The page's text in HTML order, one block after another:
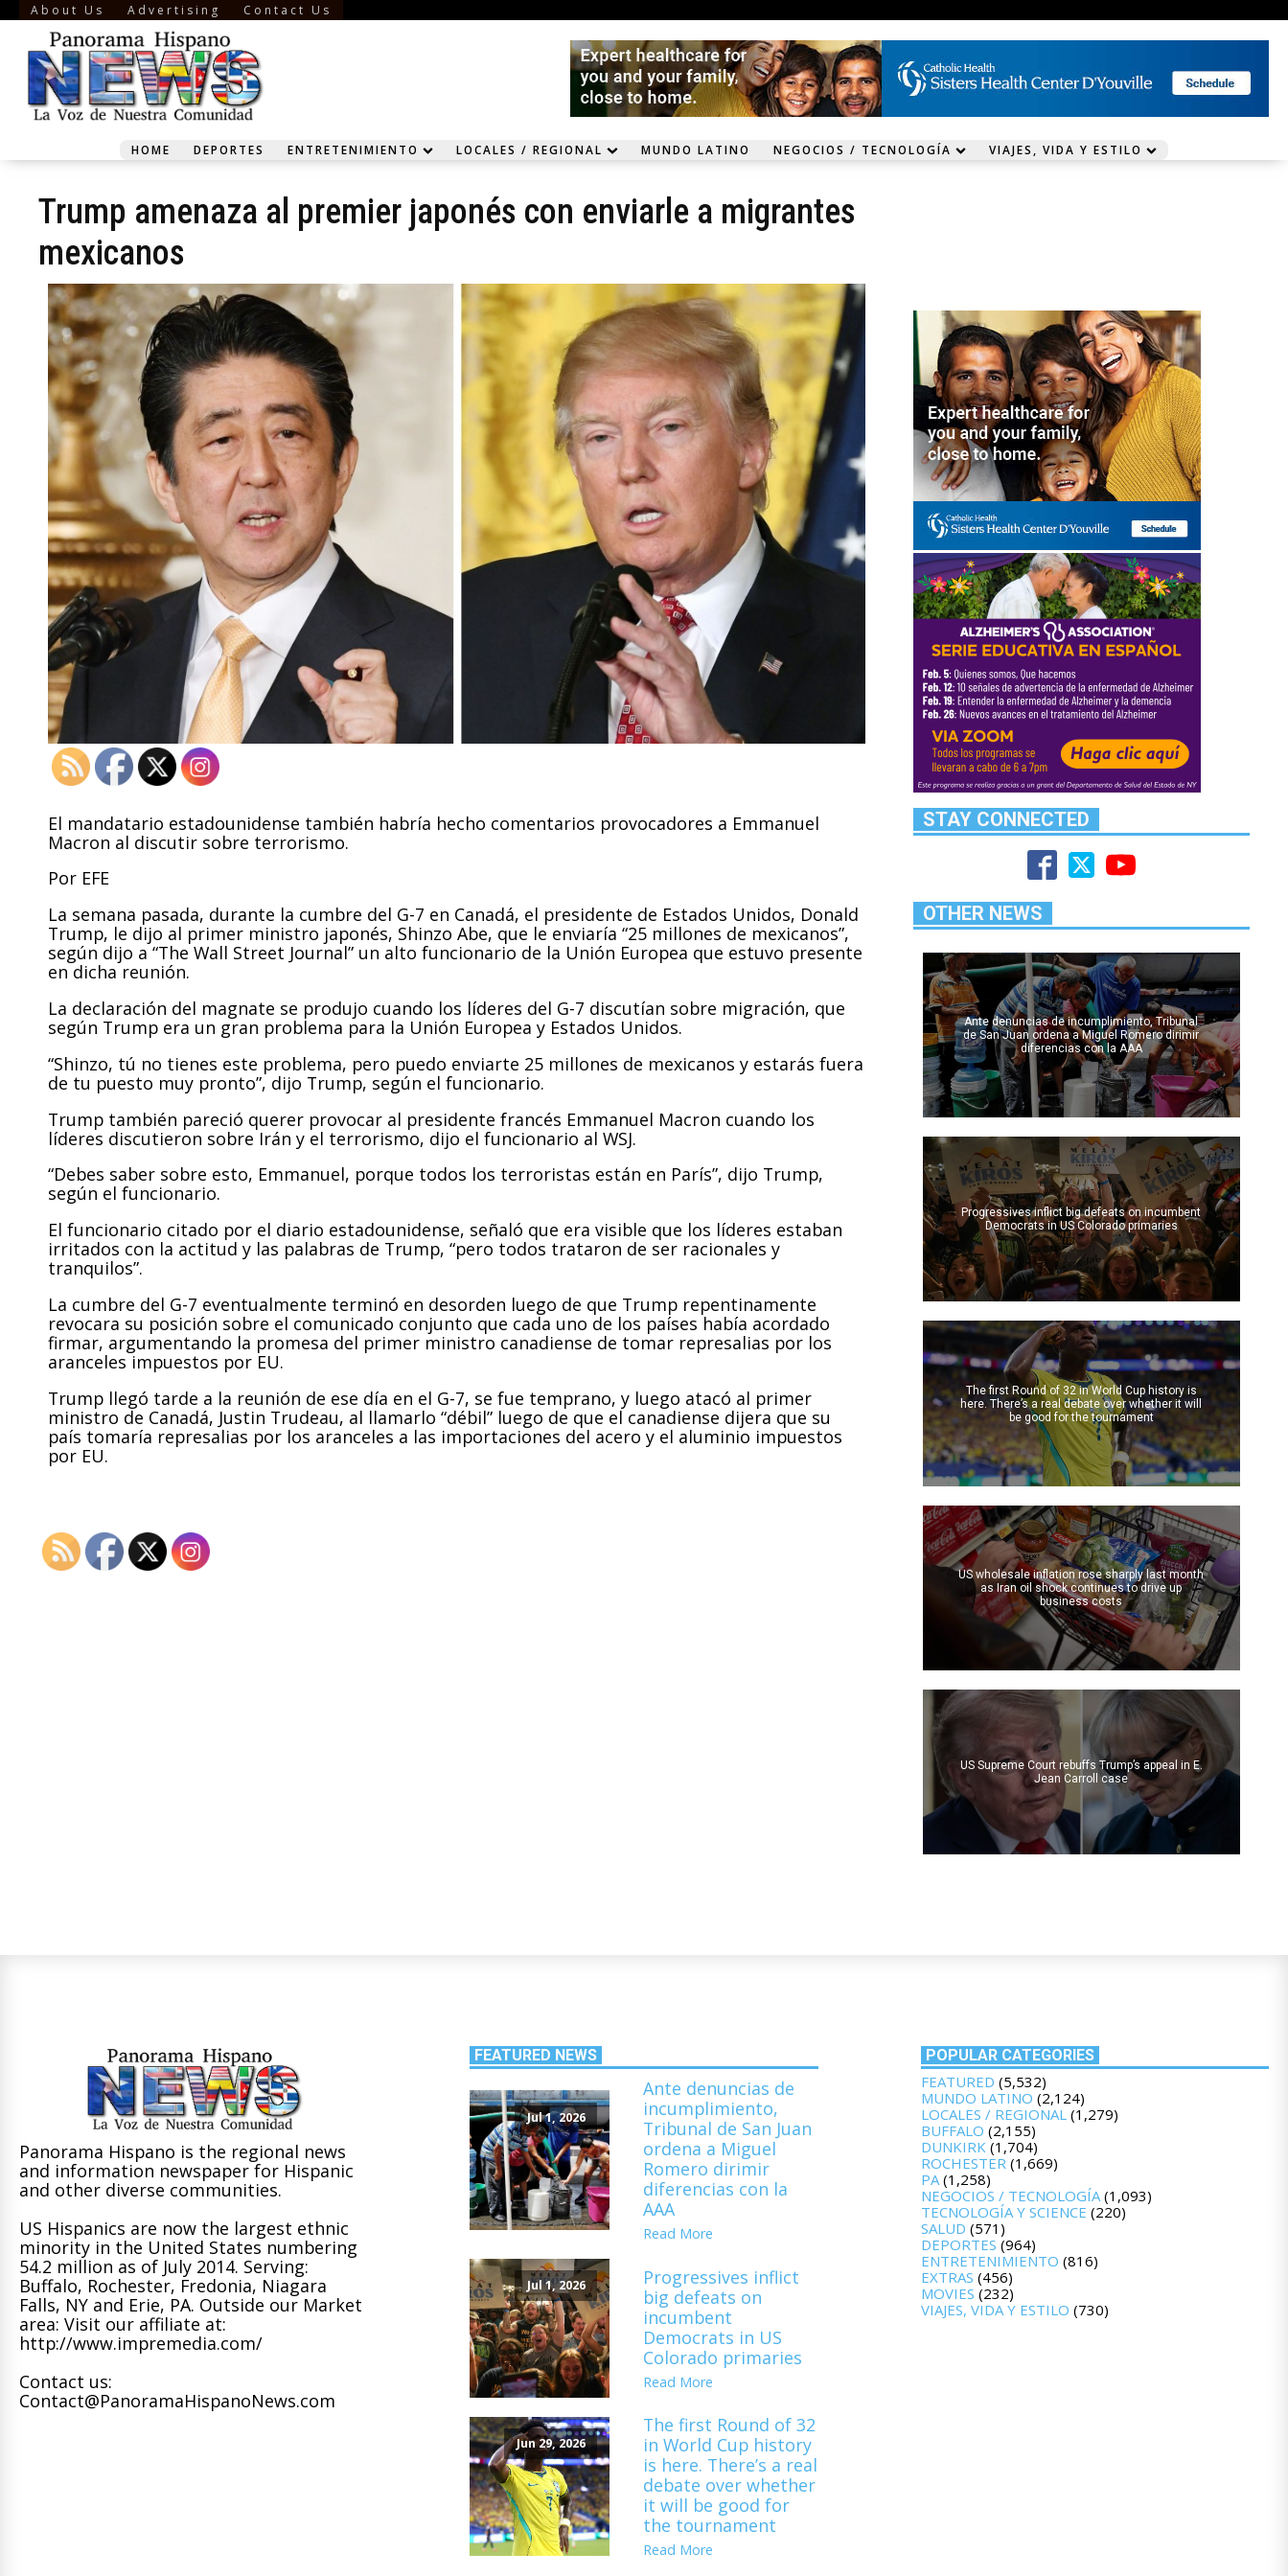
About Us Advertising Contact Us
HOME DEPORTES ENTRETENIMIENTO LOCALES / REGIONAL MUNDO LATINO NEGOCIOS / TECNOLOGÍA VIAJES, VIDA Y ESTILO
Trump amenaza al premier japonés con enviarle a migrantes
mexicanos
El mandatario estadounidense también habría hecho comentarios provocadores a Emmanuel
Macron al discutir sobre terrorismo.
Por EFE
La semana pasada, durante la cumbre del G-7 en Canadá, el presidente de Estados Unidos, Donald
Trump, le dijo al primer ministro japonés, Shinzo Abe, que le enviaría “25 millones de mexicanos”,
según dijo a “The Wall Street Journal” un alto funcionario de la Unión Europea que estuvo presente
en dicha reunión.
La declaración del magnate se produjo cuando los líderes del G-7 discutían sobre migración, que
según Trump era un gran problema para la Unión Europea y Estados Unidos.
“Shinzo, tú no tienes este problema, pero puedo enviarte 25 millones de mexicanos y estarás fuera
de tu puesto muy pronto”, dijo Trump, según el funcionario.
Trump también pareció querer provocar al presidente francés Emmanuel Macron cuando los
líderes discutieron sobre Irán y el terrorismo, dijo el funcionario al WSJ.
“Debes saber sobre esto, Emmanuel, porque todos los terroristas están en París”, dijo Trump,
según el funcionario.
El funcionario citado por el diario estadounidense, señaló que era visible que los líderes estaban
irritados con la actitud y las palabras de Trump, “pero todos trataron de ser racionales y
tranquilos”.
La cumbre del G-7 eventualmente terminó en desorden luego de que Trump repentinamente
revocara su posición sobre el comunicado conjunto que cada uno de los países había acordado
firmar, argumentando la promesa del primer ministro canadiense de tomar represalias por los
aranceles impuestos por EU.
Trump llegó tarde a la reunión de ese día en el G-7, se fue temprano, y luego atacó al primer
ministro de Canadá, Justin Trudeau, al llamarlo “débil” luego de que el canadiense dijera que su
país tomaría represalias por los aranceles a las importaciones del acero y el aluminio impuestos
por EU.
STAY CONNECTED
OTHER NEWS
Ante denuncias de incumplimiento, Tribunal
de San Juan ordena a Miguel Romero dirimir
diferencias con la AAA
Progressives inflict big defeats on incumbent
Democrats in US Colorado primaries
The first Round of 32 in World Cup history is
here. There’s a real debate over whether it will
be good for the tournament
US wholesale inflation rose sharply last month
as Iran oil shock continues to drive up
business costs
US Supreme Court rebuffs Trump’s appeal in E.
Jean Carroll case
Panorama Hispano is the regional news
and information newspaper for Hispanic
and other diverse communities.
US Hispanics are now the largest ethnic
minority in the United States numbering
54.2 million as of July 2014. Serving:
Buffalo, Rochester, Fredonia, Niagara
Falls, NY and Erie, PA. Outside our Market
area: Visit our affiliate at:
http://www.impremedia.com/
Contact us:
Contact@PanoramaHispanoNews.com
FEATURED NEWS
Jul 1, 2026
Ante denuncias de
incumplimiento,
Tribunal de San Juan
ordena a Miguel
Romero dirimir
diferencias con la
AAA
Read More
Jul 1, 2026
Progressives inflict
big defeats on
incumbent
Democrats in US
Colorado primaries
Read More
Jun 29, 2026
The first Round of 32
in World Cup history
is here. There’s a real
debate over whether
it will be good for
the tournament
Read More
POPULAR CATEGORIES
FEATURED (5,532)
MUNDO LATINO (2,124)
LOCALES / REGIONAL(1,279)
BUFFALO (2,155)
DUNKIRK(1,704)
ROCHESTER(1,669)
PA(1,258)
NEGOCIOS / TECNOLOGÍA(1,093)
TECNOLOGÍA Y SCIENCE (220)
SALUD (571)
DEPORTES (964)
ENTRETENIMIENTO (816)
EXTRAS (456)
MOVIES (232)
VIAJES, VIDA Y ESTILO (730)